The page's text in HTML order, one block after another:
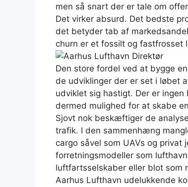
men så snart der er tale om
Det virker absurd. Det bedste
det betyder tab af
churn er et fossilt og fastfrosset
Den store fordel ved at bygge
de udviklinger der er set i løbet
udviklet sig hastigt. Der er
dermed mulighed for at skabe
Sjovt nok beskæftiger de
trafik. I den sammenhæng
cargo såvel som UAVs og privat
forretningsmodeller som
luftfartsselskaber eller blot som
Aarhus Lufthavn udelukkende